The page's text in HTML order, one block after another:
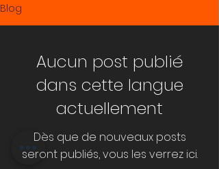
Blog
Aucun post publié
dans cette langue
actuellement
Dès que de nouveaux posts
seront publiés, vous les verrez ici.